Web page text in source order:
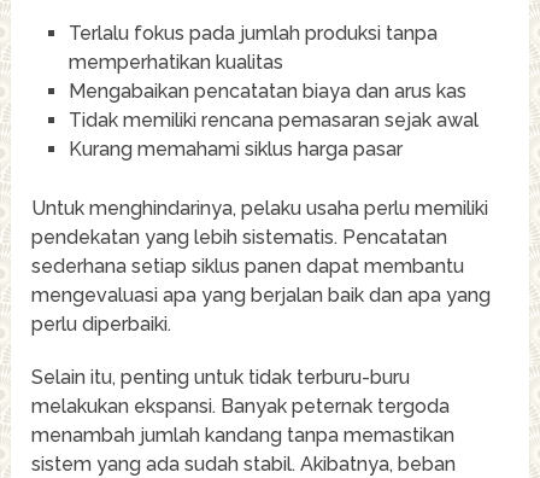
Terlalu fokus pada jumlah produksi tanpa
memperhatikan kualitas
Mengabaikan pencatatan biaya dan arus kas
Tidak memiliki rencana pemasaran sejak awal
Kurang memahami siklus harga pasar
Untuk menghindarinya, pelaku usaha perlu memiliki
pendekatan yang lebih sistematis. Pencatatan
sederhana setiap siklus panen dapat membantu
mengevaluasi apa yang berjalan baik dan apa yang
perlu diperbaiki.
Selain itu, penting untuk tidak terburu-buru
melakukan ekspansi. Banyak peternak tergoda
menambah jumlah kandang tanpa memastikan
sistem yang ada sudah stabil. Akibatnya, beban